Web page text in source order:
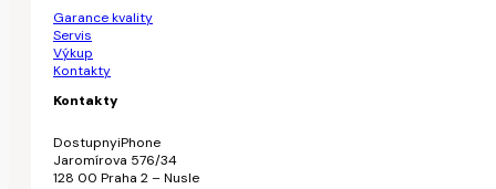
Garance kvality
Servis
Výkup
Kontakty
Kontakty
DostupnyiPhone
Jaromírova 576/34
128 00 Praha 2 – Nusle